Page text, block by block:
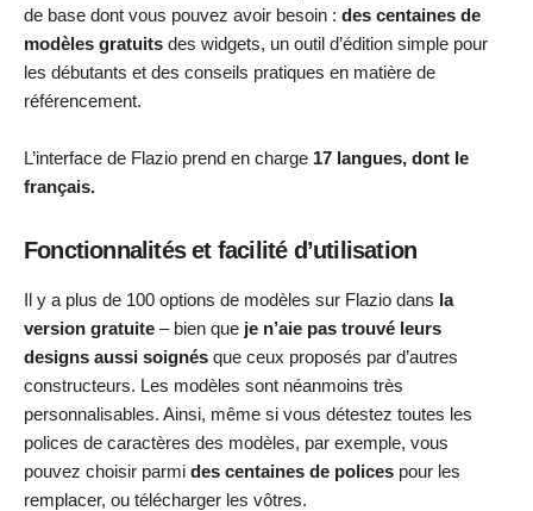
de base dont vous pouvez avoir besoin : des centaines de
modèles gratuits des widgets, un outil d’édition simple pour
les débutants et des conseils pratiques en matière de
référencement.
L’interface de Flazio prend en charge 17 langues, dont le
français.
Fonctionnalités et facilité d’utilisation
Il y a plus de 100 options de modèles sur Flazio dans la
version gratuite – bien que je n’aie pas trouvé leurs
designs aussi soignés que ceux proposés par d’autres
constructeurs. Les modèles sont néanmoins très
personnalisables. Ainsi, même si vous détestez toutes les
polices de caractères des modèles, par exemple, vous
pouvez choisir parmi des centaines de polices pour les
remplacer, ou télécharger les vôtres.